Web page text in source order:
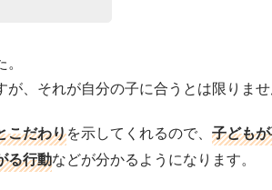
、それが自分の子に合うとは限りませ
こだわりを示してくれるので、 子ども
る行動などが分かるようになります。